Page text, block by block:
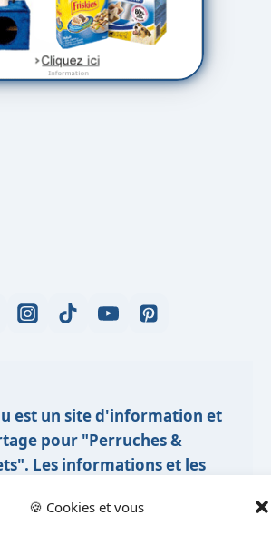
🍪 Cookies et vous
est un site d'information et
pour "Perruches &
Les informations et les
rédigés sous forme d’articles
et mes analyses